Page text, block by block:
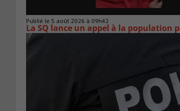
Publié le 5 août 2026 à 09h42
La SQ lance un appel à la